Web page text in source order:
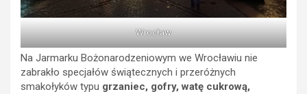
Wrocław
Na Jarmarku Bożonarodzeniowym we Wrocławiu nie
zabrakło specjałów świątecznych i przeróżnych
smakołyków typu grzaniec, gofry, watę cukrową,